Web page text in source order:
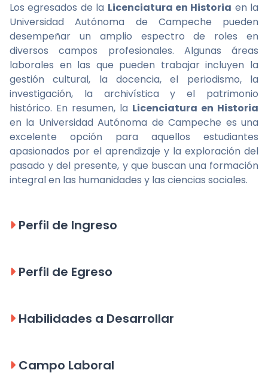
Los egresados de la Licenciatura en Historia en la
Universidad Autónoma de Campeche pueden
desempeñar un amplio espectro de roles en
diversos campos profesionales. Algunas áreas
laborales en las que pueden trabajar incluyen la
gestión cultural, la docencia, el periodismo, la
investigación, la archivística y el patrimonio
histórico. En resumen, la Licenciatura en Historia
en la Universidad Autónoma de Campeche es una
excelente opción para aquellos estudiantes
apasionados por el aprendizaje y la exploración del
pasado y del presente, y que buscan una formación
integral en las humanidades y las ciencias sociales.
Perfil de Ingreso
Perfil de Egreso
Habilidades a Desarrollar
Campo Laboral